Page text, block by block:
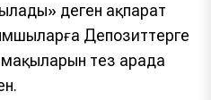
деген ақпарат
Депозиттерге
тез арада